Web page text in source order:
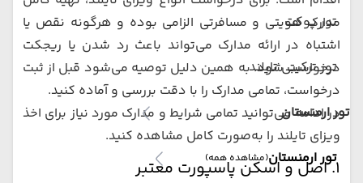
تور پوکت
تور ترکیبی تایلند
تور ارمنستان
تور ارمنستان(مشاهده همه)
مدارک هویتی و مسافرتی الزامی بوده و هرگونه نقص یا
اشتباه در ارائه مدارک می‌تواند باعث رد شدن یا ریجکت
درخواست شود. به همین دلیل توصیه می‌شود قبل از ثبت
درخواست، تمامی مدارک را با دقت بررسی و آماده کنید.
در ادامه می‌توانید تمامی شرایط و مدارک مورد نیاز برای اخذ
ویزای تایلند را به‌صورت کامل مشاهده کنید.
۱. اصل و اسکن پاسپورت معتبر